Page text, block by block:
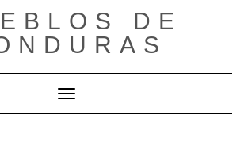
DE
Cambiar modo de navegación